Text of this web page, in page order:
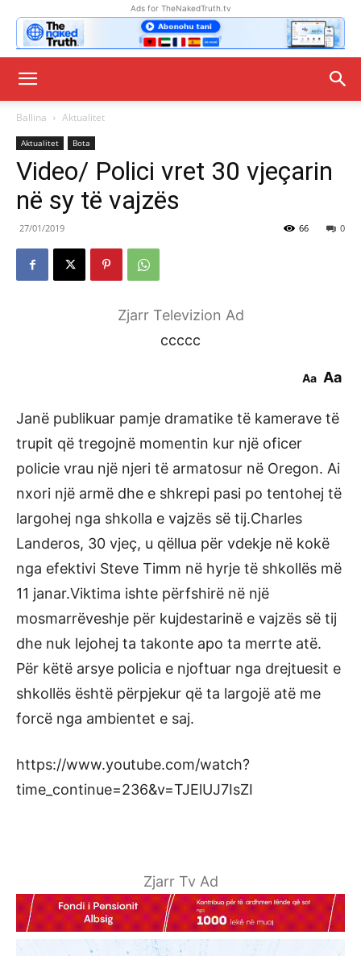
Ads for TheNakedTruth.tv
Ballina Aktualitet
Aktualitet Bota
Video/ Polici vret 30 vjeçarin
në sy të vajzës
27/01/2019 0
66
Zjarr Televizion Ad
ccccc
Aa Aa
Janë publikuar pamje dramatike të kamerave të
trupit që tregojnë momentin kur një oficer
policie vrau një njeri të armatosur në Oregon. Ai
nxori një armë dhe e shkrepi pasi po tentohej të
largohej nga shkolla e vajzës së tij.Charles
Landeros, 30 vjeç, u qëllua për vdekje në kokë
nga efektivi Steve Timm në hyrje të shkollës më
11 janar.Viktima ishte përfshirë në një
mosmarrëveshje për kujdestarinë e vajzës së tij
dhe nuk lejohej ta takonte apo ta merrte atë.
Për këtë arsye policia e njoftuar nga drejtuesit e
shkollës është përpjekur që ta largojë atë me
forcë nga ambientet e saj.
https://www.youtube.com/watch?
time_continue=236&v=TJElUJ7IsZI
Zjarr Tv Ad